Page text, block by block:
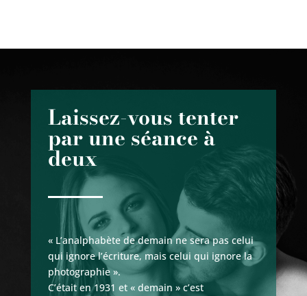
Laissez-vous tenter
par une séance à
deux
« L’analphabète de demain ne sera pas celui
qui ignore l’écriture, mais celui qui ignore la
photographie ».
C’était en 1931 et « demain » c’est